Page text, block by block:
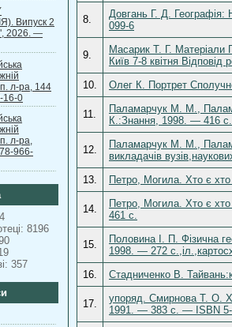
Випуск 2
2026. —
л-ра, 144
16-0
л-ра,
966-
8196
357
8.
Довгань Г. Д.
099-6
9.
Масарик Т. Г. Матеріали
Київ 7-8 квітня
10.
Олег К. Портрет
11.
Паламарчук М. М.,
К.:Знання, 1998. — 416 c.
12.
Паламарчук М. М.,
викладачів
13.
Петро, Могила. Хто є
14.
Петро, Могила. Хто є
461 c.
15.
Половина І. П. Фізична
1998. — 272
16.
Стадниченко В.
17.
упоряд. Смирнова Т. О.
1991. — 383 с. — ISBN 5-